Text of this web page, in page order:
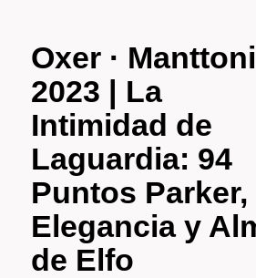
Oxer · Manttoni
2023 | La
Intimidad de
Laguardia: 94
Puntos Parker,
Elegancia y
de Elfo